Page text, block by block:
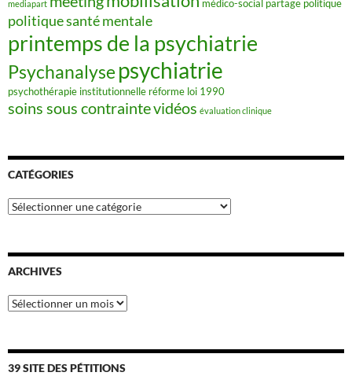
mediapart médico-social partage politique
politique santé mentale
printemps de la psychiatrie
Psychanalyse psychiatrie
psychothérapie institutionnelle réforme loi 1990
soins sous contraintevidéos évaluation clinique
CATÉGORIES
Catégories
ARCHIVES
Archives
39 SITE DES PÉTITIONS